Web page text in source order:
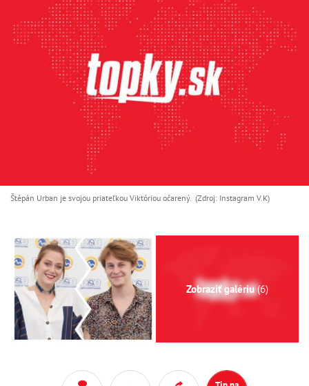
Štěpán Urban je svojou priateľkou Viktóriou očarený. (Zdroj: Instagram V.K)
Zobraziť galériu(6)